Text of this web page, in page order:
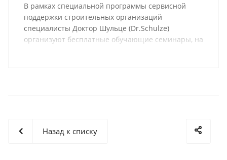
В рамках специальной программы сервисной
поддержки строительных организаций
специалисты Доктор Шульце (Dr.Schulze)
организуют бесплатные обучающие семинары, на
Назад к списку